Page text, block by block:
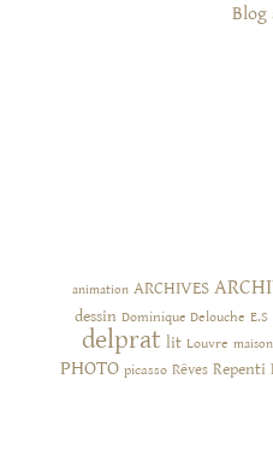
Blog
animation ARCHIVES
dessin Dominique Delouche E.S
delprat lit Louvre
PHOTO picasso Rêves Repenti